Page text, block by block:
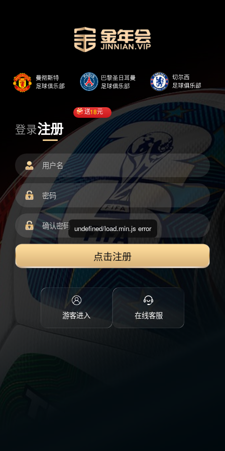
登录注册
送18元
点击注册
游客进入 在线客服
undefined/load.min.js error